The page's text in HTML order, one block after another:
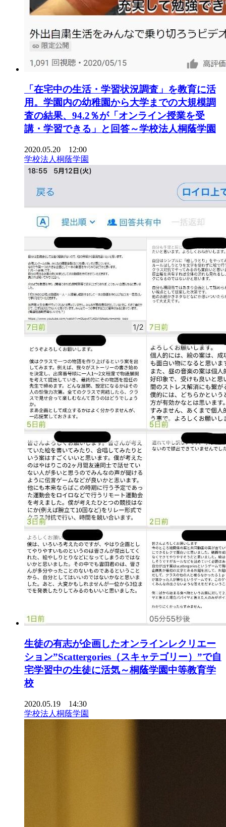
「在宅中の生活・学習状況調査」を教育に活
用。学園内の幼稚園から大学までの大規模調
査の結果、94.2％が「オンライン授業を受
講・学習できる」と回答～学校法人桐蔭学園
2020.05.20 12:00
学校法人桐蔭学園
生徒の有志が企画したオンラインレクリエー
ション”Scattergories（スキャテゴリー）”で自
宅学習中の生徒に活気～桐蔭学園中等教育学
校
2020.05.19 14:30
学校法人桐蔭学園